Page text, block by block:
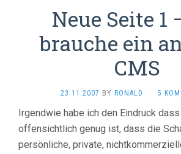
Neue Seite 1
brauche ein
CMS
23.11.2007 BY RONALD · 5
Irgendwie habe ich den Eindruck
offensichtlich genug ist, dass die
persönliche, private,